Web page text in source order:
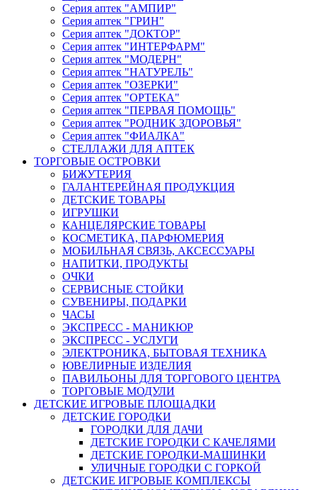
Серия аптек "АМПИР"
Серия аптек "ГРИН"
Серия аптек "ДОКТОР"
Серия аптек "ИНТЕРФАРМ"
Серия аптек "МОДЕРН"
Серия аптек "НАТУРЕЛЬ"
Серия аптек "ОЗЕРКИ"
Серия аптек "ОРТЕКА"
Серия аптек "ПЕРВАЯ ПОМОЩЬ"
Серия аптек "РОДНИК ЗДОРОВЬЯ"
Серия аптек "ФИАЛКА"
СТЕЛЛАЖИ ДЛЯ АПТЕК
ТОРГОВЫЕ ОСТРОВКИ
БИЖУТЕРИЯ
ГАЛАНТЕРЕЙНАЯ ПРОДУКЦИЯ
ДЕТСКИЕ ТОВАРЫ
ИГРУШКИ
КАНЦЕЛЯРСКИЕ ТОВАРЫ
КОСМЕТИКА, ПАРФЮМЕРИЯ
МОБИЛЬНАЯ СВЯЗЬ, АКСЕССУАРЫ
НАПИТКИ, ПРОДУКТЫ
ОЧКИ
СЕРВИСНЫЕ СТОЙКИ
СУВЕНИРЫ, ПОДАРКИ
ЧАСЫ
ЭКСПРЕСС - МАНИКЮР
ЭКСПРЕСС - УСЛУГИ
ЭЛЕКТРОНИКА, БЫТОВАЯ ТЕХНИКА
ЮВЕЛИРНЫЕ ИЗДЕЛИЯ
ПАВИЛЬОНЫ ДЛЯ ТОРГОВОГО ЦЕНТРА
ТОРГОВЫЕ МОДУЛИ
ДЕТСКИЕ ИГРОВЫЕ ПЛОЩАДКИ
ДЕТСКИЕ ГОРОДКИ
ГОРОДКИ ДЛЯ ДАЧИ
ДЕТСКИЕ ГОРОДКИ С КАЧЕЛЯМИ
ДЕТСКИЕ ГОРОДКИ-МАШИНКИ
УЛИЧНЫЕ ГОРОДКИ С ГОРКОЙ
ДЕТСКИЕ ИГРОВЫЕ КОМПЛЕКСЫ